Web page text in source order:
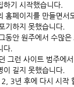
기 시작했습니다.
홈페이지를 만들면서
기하지 못했습니다.
동안 원주에서 수많은
다.
그런 사이트 범주에
길지 못했습니다.
3년 후에 다시 시작